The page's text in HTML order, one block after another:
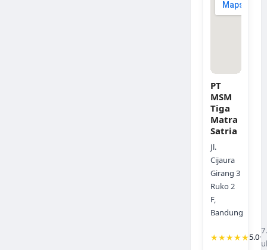
PT
MSM
Tiga
Matra
Satria
Jl.
Cijaura
Girang 3
Ruko 2
F,
Bandung
★★★★★5.0·